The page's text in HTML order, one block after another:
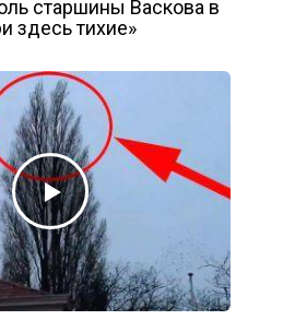
старшины Васкова в
здесь тихие»